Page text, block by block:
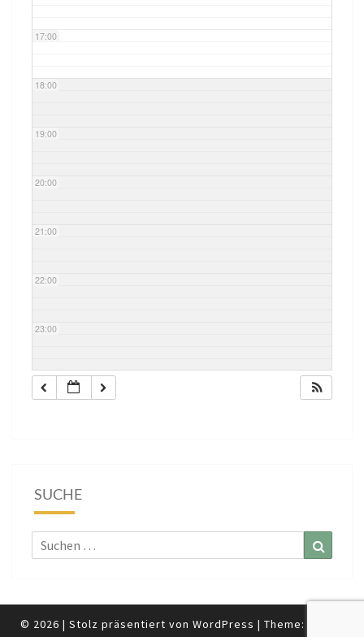
17:00
18:00
19:00
20:00
21:00
22:00
23:00
SUCHE
Suchen
nach:
© 2026 | Stolz präsentiert von WordPress | Theme: